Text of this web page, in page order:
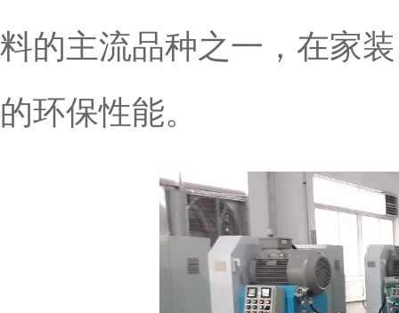
料的主流品种之一，在家
的环保性能。